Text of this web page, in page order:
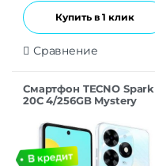
Купить в 1 клик
Сравнение
Смартфон TECNO Spark
20C 4/256GB Mystery